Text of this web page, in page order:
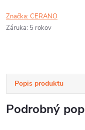
Značka:CERANO
Záruka: 5 rokov
Popis produktu
Podrobný